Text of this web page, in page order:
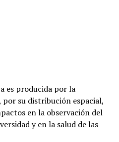
es producida por la
su distribución espacial,
en la observación del
y en la salud de las